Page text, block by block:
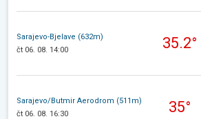
Sarajevo-Bjelave (632m)
čt 06. 08. 14:00
35.2°
Sarajevo/Butmir Aerodrom (511m)
čt 06. 08. 16:30
35°